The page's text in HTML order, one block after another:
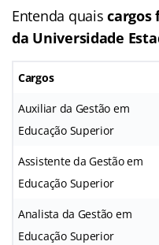
Entenda quaiscargos
da Universidade
Cargos
Auxiliar da Gestão em
Educação Superior
Assistente da Gestão em
Educação Superior
Analista da Gestão em
Educação Superior